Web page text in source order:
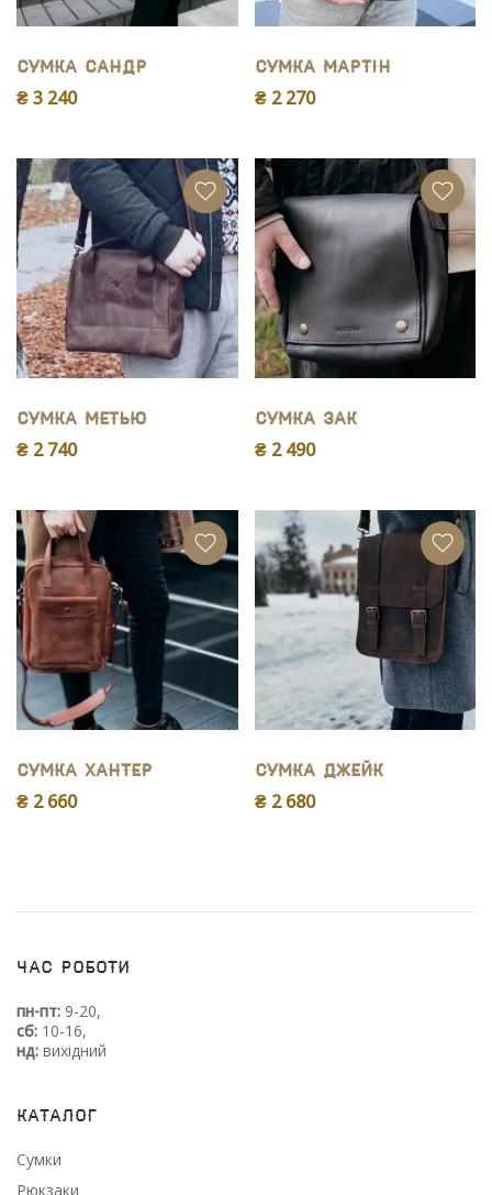
Сумка Сандр
₴ 3 240
Сумка Мартін
₴ 2 270
Сумка Метью
₴ 2 740
Сумка Зак
₴ 2 490
Сумка Хантер
₴ 2 660
Сумка Джейк
₴ 2 680
Час роботи
пн-пт: 9-20,
сб: 10-16,
нд: вихідний
Каталог
Сумки
Рюкзаки